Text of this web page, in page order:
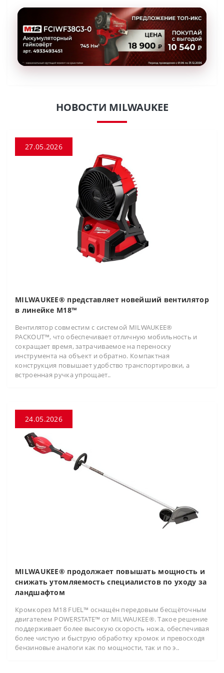
НОВОСТИ MILWAUKEE
27.05.2026
MILWAUKEE® представляет новейший вентилятор
в линейке M18™
Вентилятор совместим с системой MILWAUKEE®
PACKOUT™, что обеспечивает отличную мобильность и
сокращает время, затрачиваемое на переноску
инструмента на объект и обратно. Компактная
конструкция повышает удобство транспортировки, а
встроенная ручка упрощает..
24.05.2026
MILWAUKEE® продолжает повышать мощность и
снижать утомляемость специалистов по уходу за
ландшафтом
Кромкорез M18 FUEL™ оснащён передовым бесщёточным
двигателем POWERSTATE™ от MILWAUKEE®. Такое решение
поддерживает более высокую скорость ножа, обеспечивая
более чистую и быструю обработку кромок и превосходя
бензиновые аналоги как по мощности, так и по э..